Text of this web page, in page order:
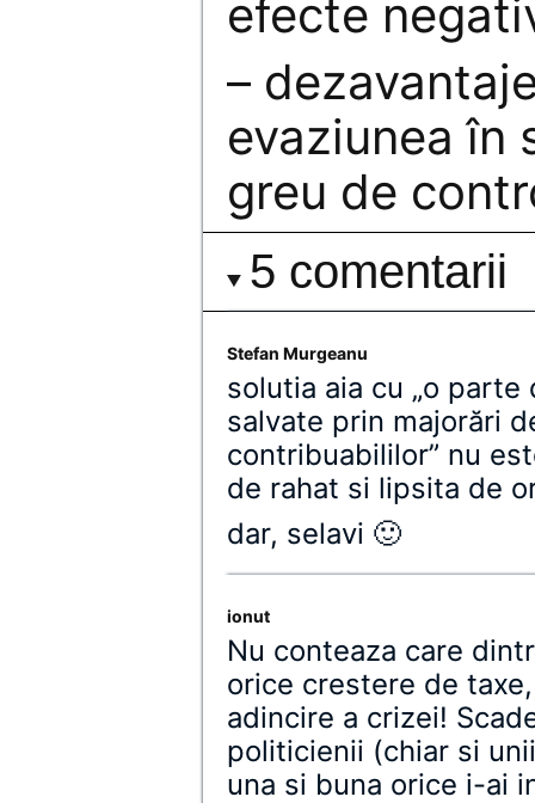
efecte
–
evaziunea în
greu de
5 comentarii
Stefan Murgeanu
solutia aia cu „o
salvate prin majorări
contribuabililor” nu
de rahat si lipsita de
dar, selavi 🙂
ionut
Nu conteaza care
orice crestere de
adincire a crizei!
politicienii (chiar si
una si buna orice i-ai